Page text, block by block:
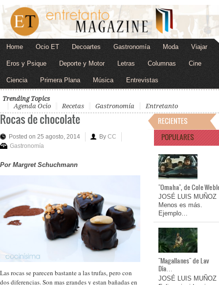
Home Ocio ET Decoartes Gastronomía Moda Viajar
Eros y Psique Deporte y Motor Letras Columnas Cine
Ciencia Primera Plana Música Entrevistas
Trending Topics
Agenda Ocio
Recetas Gastronomía Entretanto
Rocas de chocolate
Posted on 25 agosto, 2014 By CC
Gastronomía
Por Margret Schuchmann
Las rocas se parecen bastante a las trufas, pero con
dos diferencias. Son mas grandes y estan bañadas en
RECIENTES
POPULARES
"Omaha", de Cole
JOSÉ LUIS MUÑOZ
Menos es más.
Ejemplo…
"Magallanes" de Lav
Dia…
JOSÉ LUIS MUÑOZ